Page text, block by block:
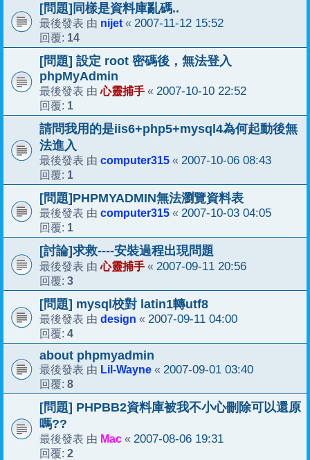
[問題]同樣是資料庫亂碼..
最後發表 由 nijet « 2007-11-12 15:52
回覆: 14
[問題] 設定 root 密碼後，無法登入
phpMyAdmin
最後發表 由心靈捕手 « 2007-10-10 22:52
回覆: 1
請問我用的是iis6+php5+mysql4為何起動後無
法進入
最後發表 由 computer315 « 2007-10-06 08:43
回覆: 1
[問題]PHPMYADMIN無法瀏覽資料表
最後發表 由 computer315 « 2007-10-03 04:05
回覆: 1
[討論]求救----安裝過程出現問題
最後發表 由心靈捕手 « 2007-09-11 20:56
回覆: 3
[問題] mysql校對 latin1轉utf8
最後發表 由 design « 2007-09-11 04:00
回覆: 4
about phpmyadmin
最後發表 由 Lil-Wayne « 2007-09-01 03:40
回覆: 8
[問題] PHPBB2資料庫被我不小心刪除可以還原
嗎??
最後發表 由 Mac « 2007-08-06 19:31
回覆: 2